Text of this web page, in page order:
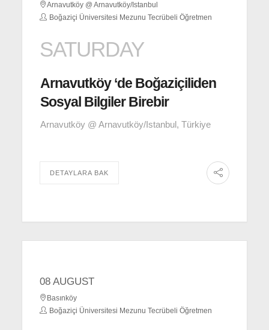
Arnavutköy @ Arnavutköy/Istanbul
Boğaziçi Üniversitesi Mezunu Tecrübeli Öğretmen
SATURDAY
Arnavutköy ‘de Boğaziçiliden
Sosyal Bilgiler Birebir
Arnavutköy @ Arnavutköy/Istanbul, Türkiye
DETAYLARA BAK
08 AUGUST
Basınköy
Boğaziçi Üniversitesi Mezunu Tecrübeli Öğretmen